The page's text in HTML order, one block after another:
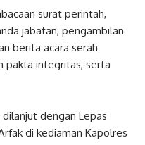
surat perintah,
jabatan, pengambilan
berita acara serah
pakta integritas, serta
dengan Lepas
di kediaman Kapolres